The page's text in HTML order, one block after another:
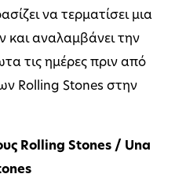
να τερματίσει μια
και αναλαμβάνει την
τις ημέρες πριν από
Rolling Stones στην
Rolling Stones / Una